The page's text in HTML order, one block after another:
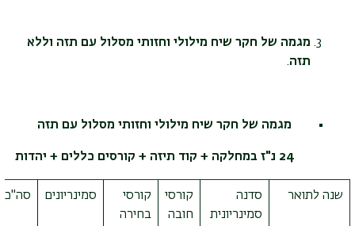
מגמה של חקר שיח מילולי וחזותי מסלול עם תזה וללא
תזה.
מגמה של חקר שיח מילולי וחזותי מסלול עם תזה
שנה לתואר
סדנה
סמינריונית
קורסי
חובה
קורסי
בחירה
סמינריונים סה"כ